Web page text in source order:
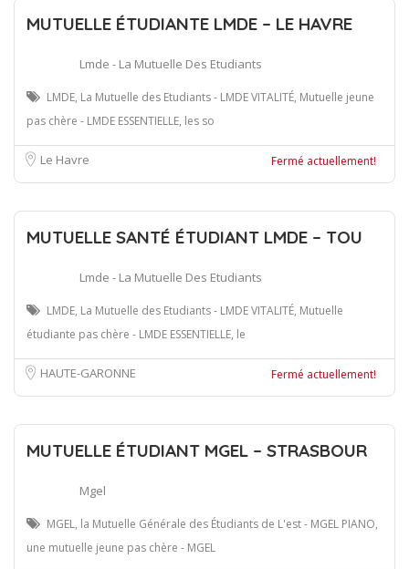
MUTUELLE ÉTUDIANTE LMDE – LE HAVRE
Lmde - La Mutuelle Des Etudiants
LMDE, La Mutuelle des Etudiants - LMDE VITALITÉ, Mutuelle jeune
pas chère - LMDE ESSENTIELLE, les so
Le Havre Fermé actuellement!
MUTUELLE SANTÉ ÉTUDIANT LMDE – TOU
Lmde - La Mutuelle Des Etudiants
LMDE, La Mutuelle des Etudiants - LMDE VITALITÉ, Mutuelle
étudiante pas chère - LMDE ESSENTIELLE, le
HAUTE-GARONNE Fermé actuellement!
MUTUELLE ÉTUDIANT MGEL – STRASBOUR
Mgel
MGEL, la Mutuelle Générale des Étudiants de L'est - MGEL PIANO,
une mutuelle jeune pas chère - MGEL